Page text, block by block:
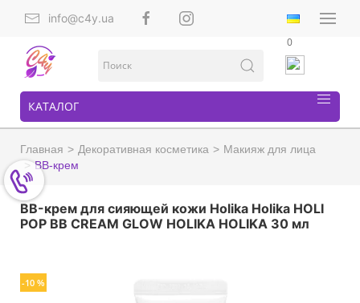
info@c4y.ua
0
КАТАЛОГ
Главная Декоративная косметика
Макияж для лица
ВВ-крем
BB-крем для сияющей кожи Holika Holika HOLI
POP BB CREAM GLOW HOLIKA HOLIKA 30 мл
-10 %